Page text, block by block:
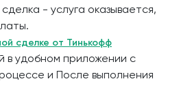
- услуга оказывается,
сделке от Тинькофф
в удобном приложении с
и После выполнения